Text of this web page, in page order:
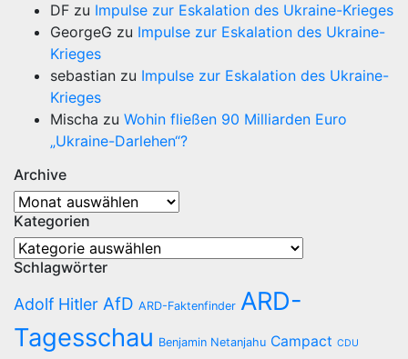
DF zu Impulse zur Eskalation des Ukraine-Krieges
GeorgeG zu Impulse zur Eskalation des Ukraine-
Krieges
sebastian zu Impulse zur Eskalation des Ukraine-
Krieges
Mischa zu Wohin fließen 90 Milliarden Euro
„Ukraine-Darlehen“?
Archive
Archive
Kategorien
Kategorien
Schlagwörter
Adolf Hitler AfD ARD-Faktenfinder ARD-
Tagesschau Benjamin Netanjahu Campact CDU